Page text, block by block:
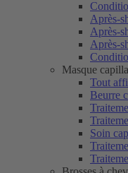
Après-
Après-
Après-
Masque
Tout
Beurre
Soin